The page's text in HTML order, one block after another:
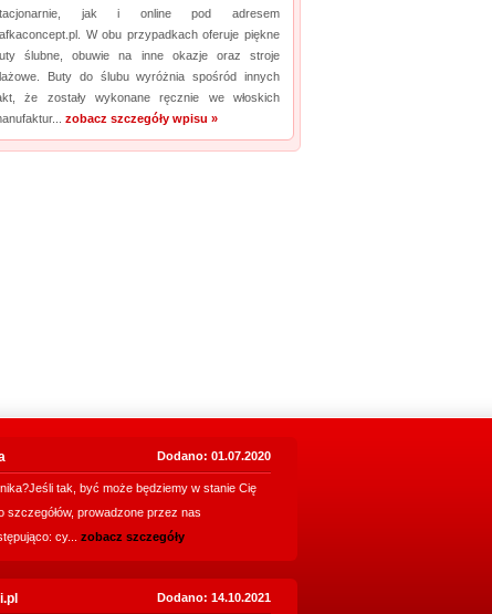
jak i online pod adresem
W obu przypadkach oferuje piękne
ślubne, obuwie na inne okazje oraz stroje
Buty do ślubu wyróżnia spośród innych
że zostały wykonane ręcznie we włoskich
zobacz szczegóły wpisu »
Dodano: 01.07.2020
tak, być może będziemy w stanie Cię
szczegółów, prowadzone przez nas
cy... zobacz szczegóły
Dodano: 14.10.2021